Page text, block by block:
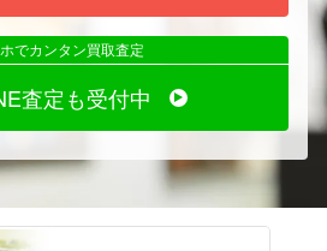
でカンタン買取査定
査定も受付中